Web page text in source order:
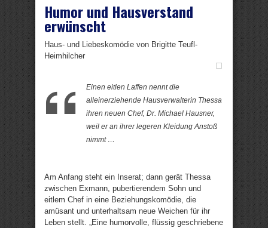
Humor und Hausverstand
erwünscht
Haus- und Liebeskomödie von Brigitte Teufl-
Heimhilcher
Einen eitlen Laffen nennt die
alleinerziehende Hausverwalterin Thessa
ihren neuen Chef, Dr. Michael Hausner,
weil er an ihrer legeren Kleidung Anstoß
nimmt …
Am Anfang steht ein Inserat; dann gerät Thessa
zwischen Exmann, pubertierendem Sohn und
eitlem Chef in eine Beziehungskomödie, die
amüsant und unterhaltsam neue Weichen für ihr
Leben stellt. „Eine humorvolle, flüssig geschriebene